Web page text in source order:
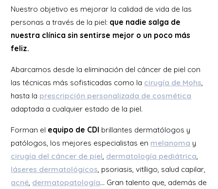
Nuestro objetivo es mejorar la calidad de vida de las
personas a través de la piel: que nadie salga de
nuestra clínica sin sentirse mejor o un poco más
feliz.
Abarcamos desde la eliminación del cáncer de piel con
las técnicas más sofisticadas como la cirugía de Mohs,
hasta la prescripción personalizada de cosmética
adaptada a cualquier estado de la piel.
Forman el equipo de CDI brillantes dermatólogos y
patólogos, los mejores especialistas en melanoma y
cirugía del cáncer de piel, dermatología pediátrica,
láseres dermatológicos, psoriasis, vitíligo, salud capilar,
acné, dermatopatología… Gran talento que, además de